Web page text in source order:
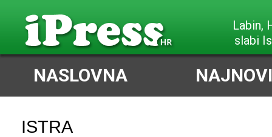
Labin,
slabi
NASLOVNA
ISTRA